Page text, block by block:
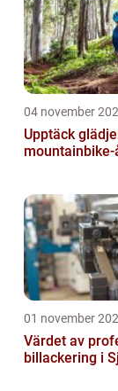
04 november
Upptäck
01 november
Värdet av
billackering i